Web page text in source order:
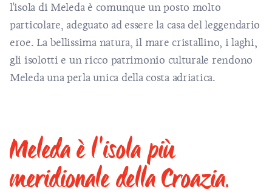
l'isola di Meleda è comunque un posto molto
particolare, adeguato ad essere la casa del leggendario
eroe. La bellissima natura, il mare cristallino, i laghi,
gli isolotti e un ricco patrimonio culturale rendono
Meleda una perla unica della costa adriatica.
Meleda è l'isola più
meridionale della Croazia.